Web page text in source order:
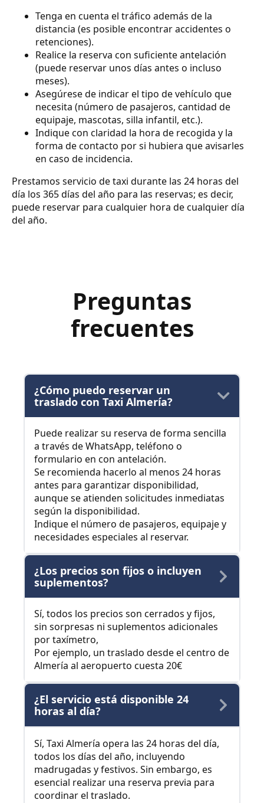
Tenga en cuenta el tráfico además de la
distancia (es posible encontrar accidentes o
retenciones).
Realice la reserva con suficiente antelación
(puede reservar unos días antes o incluso
meses).
Asegúrese de indicar el tipo de vehículo que
necesita (número de pasajeros, cantidad de
equipaje, mascotas, silla infantil, etc.).
Indique con claridad la hora de recogida y la
forma de contacto por si hubiera que avisarles
en caso de incidencia.
Prestamos servicio de taxi durante las 24 horas del
día los 365 días del año para las reservas; es decir,
puede reservar para cualquier hora de cualquier día
del año.
Preguntas
frecuentes
¿Cómo puedo reservar un
traslado con Taxi Almería?
Puede realizar su reserva de forma sencilla
a través de WhatsApp, teléfono o
formulario en con antelación.
Se recomienda hacerlo al menos 24 horas
antes para garantizar disponibilidad,
aunque se atienden solicitudes inmediatas
según la disponibilidad.
Indique el número de pasajeros, equipaje y
necesidades especiales al reservar.
¿Los precios son fijos o incluyen
suplementos?
Sí, todos los precios son cerrados y fijos,
sin sorpresas ni suplementos adicionales
por taxímetro,
Por ejemplo, un traslado desde el centro de
Almería al aeropuerto cuesta 20€
¿El servicio está disponible 24
horas al día?
Sí, Taxi Almería opera las 24 horas del día,
todos los días del año, incluyendo
madrugadas y festivos. Sin embargo, es
esencial realizar una reserva previa para
coordinar el traslado.